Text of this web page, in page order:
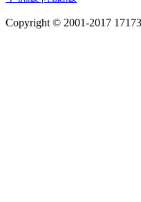
Copyright © 2001-2017